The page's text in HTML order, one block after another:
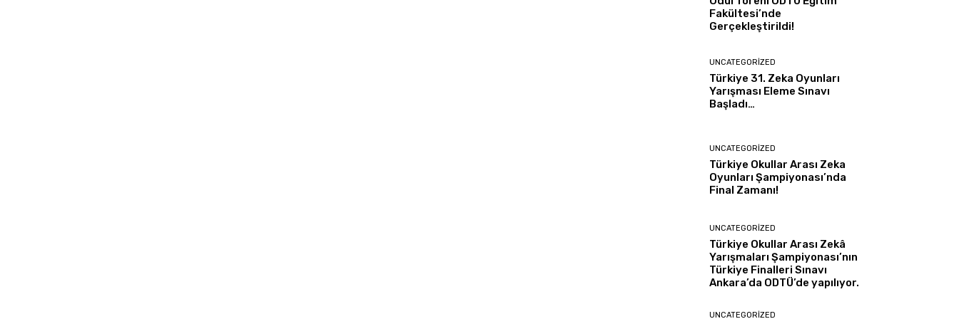
Fakültesi’nde
Gerçekleştirildi!
UNCATEGORIZED
Türkiye 31. Zeka Oyunları
Yarışması Eleme Sınavı
Başladı…
UNCATEGORIZED
Türkiye Okullar Arası Zeka
Oyunları Şampiyonası’nda
Final Zamanı!
UNCATEGORIZED
Türkiye Okullar Arası Zekâ
Yarışmaları Şampiyonası’nın
Türkiye Finalleri Sınavı
Ankara’da ODTÜ’de yapılıyor.
UNCATEGORIZED